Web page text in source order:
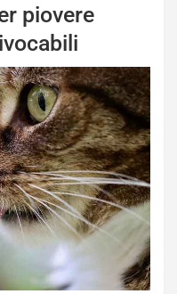
piovere